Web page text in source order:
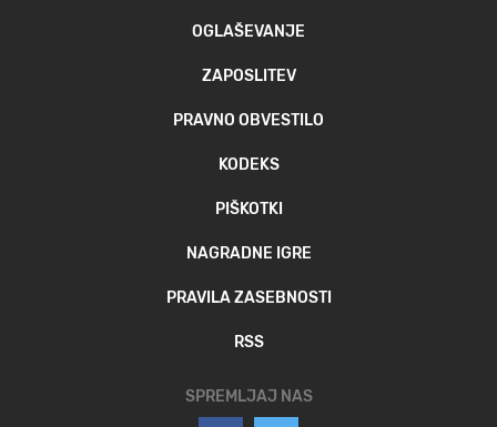
OGLAŠEVANJE
ZAPOSLITEV
PRAVNO OBVESTILO
KODEKS
PIŠKOTKI
NAGRADNE IGRE
PRAVILA ZASEBNOSTI
RSS
SPREMLJAJ NAS